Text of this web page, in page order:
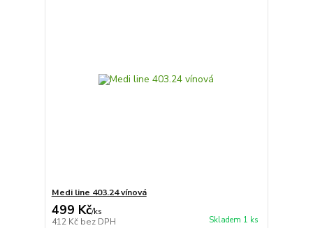
Medi line 403.24 vínová
499 Kč/ks
412 Kč bez DPH Skladem 1 ks